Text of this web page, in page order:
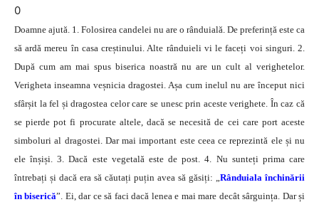
0
Doamne ajută. 1. Folosirea candelei nu are o rânduială. De preferință este ca
să ardă mereu în casa creștinului. Alte rânduieli vi le faceți voi singuri. 2.
După cum am mai spus biserica noastră nu are un cult al verighetelor.
Verigheta inseamna veșnicia dragostei. Așa cum inelul nu are început nici
sfârșit la fel și dragostea celor care se unesc prin aceste verighete. În caz că
se pierde pot fi procurate altele, dacă se necesită de cei care port aceste
simboluri al dragostei. Dar mai important este ceea ce reprezintă ele și nu
ele înșiși. 3. Dacă este vegetală este de post. 4. Nu sunteți prima care
întrebați și dacă era să căutați puțin avea să găsiți: „Rânduiala închinării
în biserică”. Ei, dar ce să faci dacă lenea e mai mare decât sârguința. Dar și